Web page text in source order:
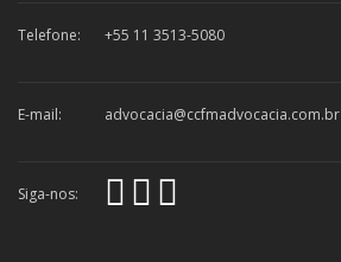
Telefone: +55 11 3513-5080
E-mail: advocacia@ccfmadvocacia.com.br
Siga-nos: